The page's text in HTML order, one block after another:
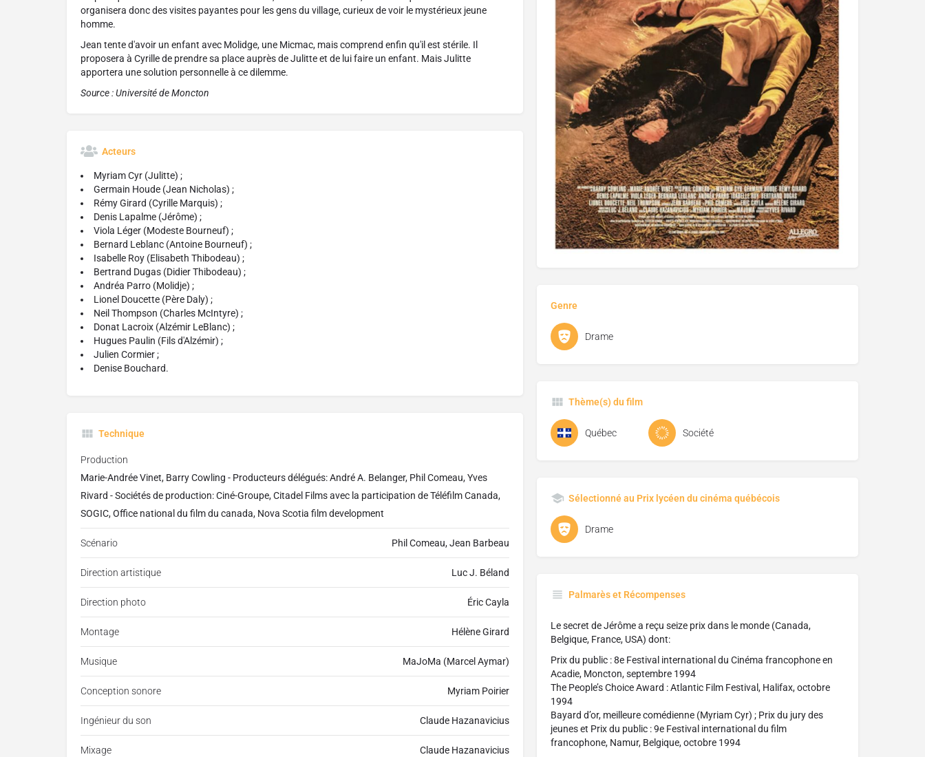
organisera donc des visites payantes pour les gens du village, curieux de voir le mystérieux jeune
homme.
Jean tente d'avoir un enfant avec Molidge, une Micmac, mais comprend enfin qu'il est stérile. Il
proposera à Cyrille de prendre sa place auprès de Julitte et de lui faire un enfant. Mais Julitte
apportera une solution personnelle à ce dilemme.
Source : Université de Moncton
Acteurs
Myriam Cyr (Julitte) ;
Germain Houde (Jean Nicholas) ;
Rémy Girard (Cyrille Marquis) ;
Denis Lapalme (Jérôme) ;
Viola Léger (Modeste Bourneuf) ;
Bernard Leblanc (Antoine Bourneuf) ;
Isabelle Roy (Elisabeth Thibodeau) ;
Bertrand Dugas (Didier Thibodeau) ;
Andréa Parro (Molidje) ;
Lionel Doucette (Père Daly) ;
Neil Thompson (Charles McIntyre) ;
Donat Lacroix (Alzémir LeBlanc) ;
Hugues Paulin (Fils d'Alzémir) ;
Julien Cormier ;
Denise Bouchard.
Technique
Production
Marie-Andrée Vinet, Barry Cowling - Producteurs délégués: André A. Belanger, Phil Comeau, Yves
Rivard - Sociétés de production: Ciné-Groupe, Citadel Films avec la participation de Téléfilm Canada,
SOGIC, Office national du film du canada, Nova Scotia film development
Scénario Phil Comeau, Jean Barbeau
Direction artistique Luc J. Béland
Direction photo Éric Cayla
Montage Hélène Girard
Musique MaJoMa (Marcel Aymar)
Conception sonore Myriam Poirier
Ingénieur du son Claude Hazanavicius
Mixage Claude Hazanavicius
Genre
Drame
Thème(s) du film
Québec Société
Sélectionné au Prix lycéen du cinéma québécois
Drame
Palmarès et Récompenses
Le secret de Jérôme a reçu seize prix dans le monde (Canada,
Belgique, France, USA) dont:
Prix du public : 8e Festival international du Cinéma francophone en
Acadie, Moncton, septembre 1994
The People’s Choice Award : Atlantic Film Festival, Halifax, octobre
1994
Bayard d’or, meilleure comédienne (Myriam Cyr) ; Prix du jury des
jeunes et Prix du public : 9e Festival international du film
francophone, Namur, Belgique, octobre 1994